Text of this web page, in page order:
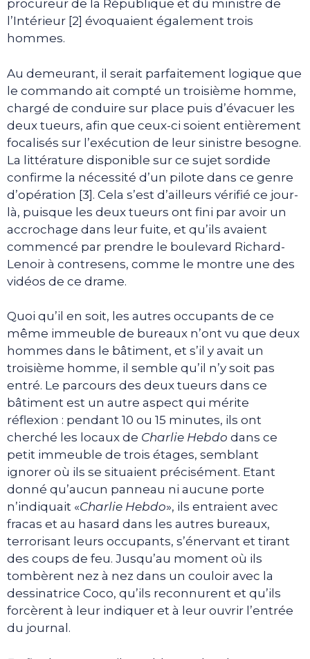
procureur de la République et du ministre de
l’Intérieur [2] évoquaient également trois
hommes.
Au demeurant, il serait parfaitement logique que
le commando ait compté un troisième homme,
chargé de conduire sur place puis d’évacuer les
deux tueurs, afin que ceux-ci soient entièrement
focalisés sur l’exécution de leur sinistre besogne.
La littérature disponible sur ce sujet sordide
confirme la nécessité d’un pilote dans ce genre
d’opération [3]. Cela s’est d’ailleurs vérifié ce jour-
là, puisque les deux tueurs ont fini par avoir un
accrochage dans leur fuite, et qu’ils avaient
commencé par prendre le boulevard Richard-
Lenoir à contresens, comme le montre une des
vidéos de ce drame.
Quoi qu’il en soit, les autres occupants de ce
même immeuble de bureaux n’ont vu que deux
hommes dans le bâtiment, et s’il y avait un
troisième homme, il semble qu’il n’y soit pas
entré. Le parcours des deux tueurs dans ce
bâtiment est un autre aspect qui mérite
réflexion : pendant 10 ou 15 minutes, ils ont
cherché les locaux de Charlie Hebdo dans ce
petit immeuble de trois étages, semblant
ignorer où ils se situaient précisément. Etant
donné qu’aucun panneau ni aucune porte
n’indiquait «Charlie Hebdo», ils entraient avec
fracas et au hasard dans les autres bureaux,
terrorisant leurs occupants, s’énervant et tirant
des coups de feu. Jusqu’au moment où ils
tombèrent nez à nez dans un couloir avec la
dessinatrice Coco, qu’ils reconnurent et qu’ils
forcèrent à leur indiquer et à leur ouvrir l’entrée
du journal.